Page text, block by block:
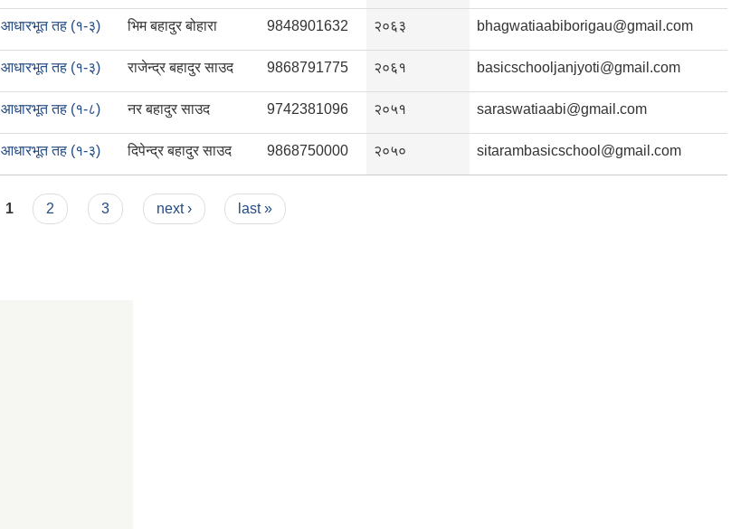
आधारभूत तह (१-३) भिम बहादुर बोहारा 9848901632 २०६३ bhagwatiaabiborigau@gmail.com
आधारभूत तह (१-३) राजेन्द्र बहादुर साउद 9868791775 २०६१ basicschooljanjyoti@gmail.com
आधारभूत तह (१-८) नर बहादुर साउद 9742381096 २०५१ saraswatiaabi@gmail.com
आधारभूत तह (१-३) दिपेन्द्र बहादुर साउद 9868750000 २०५० sitarambasicschool@gmail.com
1 2 3 next › last »